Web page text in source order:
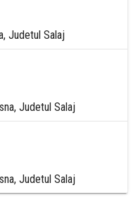
Judetul Salaj
Judetul Salaj
Judetul Salaj